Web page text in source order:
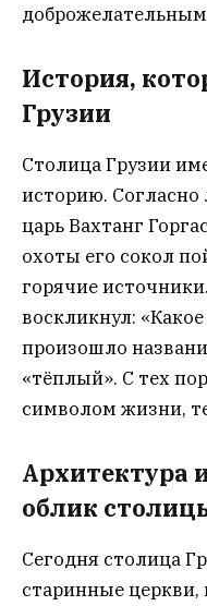
История,
Грузии
Столица Грузии
историю. Согласно
царь Вахтанг
охоты его сокол
горячие
воскликнул:
произошло
«тёплый». С тех пор
символом жизни,
Архитектура
облик
Сегодня столица
старинные